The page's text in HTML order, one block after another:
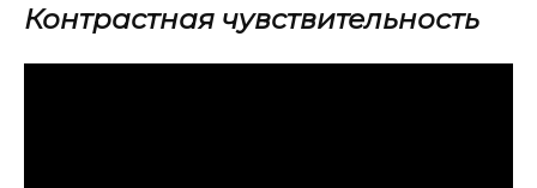
Контрастная чувствительность